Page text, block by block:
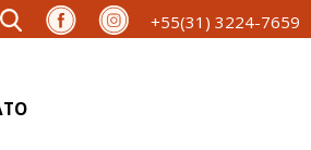
+55(31) 3224-7659